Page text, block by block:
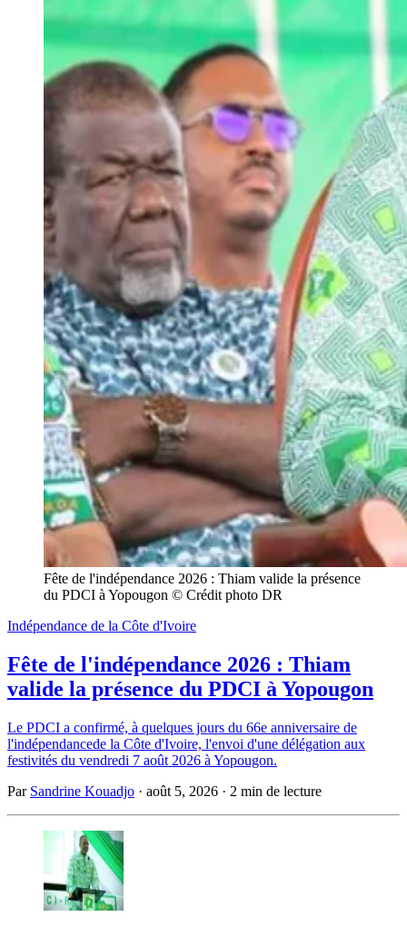
Fête de l'indépendance 2026 : Thiam valide la présence
du PDCI à Yopougon © Crédit photo DR
Indépendance de la Côte d'Ivoire
Fête de l'indépendance 2026 : Thiam
valide la présence du PDCI à Yopougon
Le PDCI a confirmé, à quelques jours du 66e anniversaire de
l'indépendancede la Côte d'Ivoire, l'envoi d'une délégation aux
festivités du vendredi 7 août 2026 à Yopougon.
Par Sandrine Kouadjo · août 5, 2026 · 2 min de lecture